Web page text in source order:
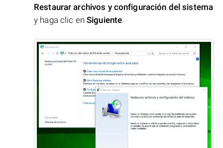
Restaurar archivos y configuración del sistema
y haga clic en Siguiente.